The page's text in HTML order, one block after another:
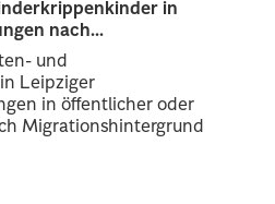
in
nach...
und
Leipziger
in öffentlicher oder
Migrationshintergrund